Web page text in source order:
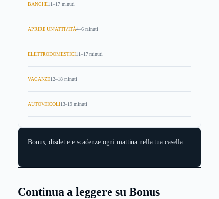
BANCHE11–17 minuti
APRIRE UN'ATTIVITÀ4–6 minuti
ELETTRODOMESTICI11–17 minuti
VACANZE12–18 minuti
AUTOVEICOLI13–19 minuti
Bonus, disdette e scadenze ogni mattina nella tua casella.
Continua a leggere su Bonus